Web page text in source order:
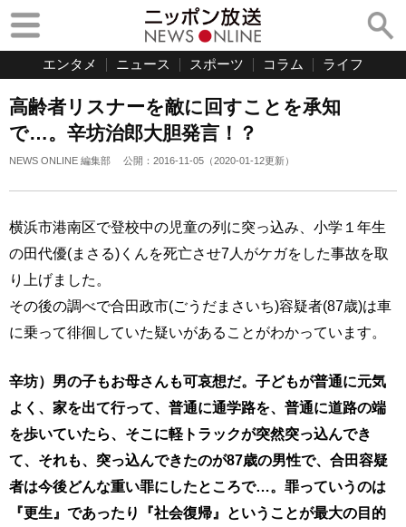
エンタメ ニュース スポーツ コラム ライフ
高齢者リスナーを敵に回すことを承知
で…。辛坊治郎大胆発言！？
NEWS ONLINE 編集部 公開： 2016-11-05 （2020-01-12更新）
横浜市港南区で登校中の児童の列に突っ込み、小学１年生
の田代優(まさる)くんを死亡させ7人がケガをした事故を取
り上げました。
その後の調べで合田政市(ごうだまさいち)容疑者(87歳)は車
に乗って徘徊していた疑いがあることがわかっています。
辛坊）男の子もお母さんも可哀想だ。子どもが普通に元気
よく、家を出て行って、普通に通学路を、普通に道路の端
を歩いていたら、そこに軽トラックが突然突っ込んでき
て、それも、突っ込んできたのが87歳の男性で、合田容疑
者は今後どんな重い罪にしたところで…。罪っていうのは
『更生』であったり『社会復帰』ということが最大の目的